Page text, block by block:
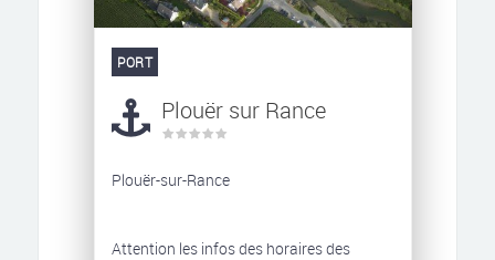
PORT
Plouër sur Rance
Plouër-sur-Rance
Attention les infos des horaires des